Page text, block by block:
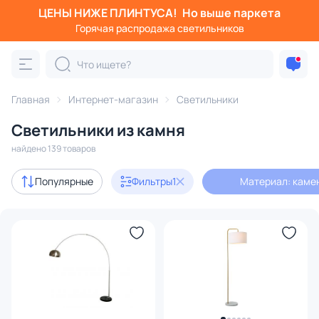
ЦЕНЫ НИЖЕ ПЛИНТУСА! Но выше паркета
Горячая распродажа светильников
Главная Интернет-магазин Светильники
Светильники из камня
найдено 139 товаров
Популярные Фильтры1 Материал:
Фильтры
Категория:
Люстры Подвесные светильники
Акции 2
В наличии 90